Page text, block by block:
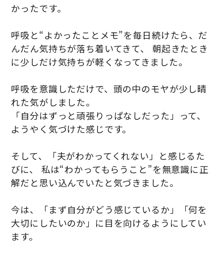
かったです。
呼吸と“よかったことメモ”を毎日続けたら、だ
んだん気持ちが落ち着いてきて、 朝起きたとき
に少しだけ気持ちが軽くなってきました。
呼吸を意識しただけで、頭の中のモヤが少し晴
れた気がしました。
「自分はずっと頑張りっぱなしだった」って、
ようやく気づけた感じです。
そして、「夫がわかってくれない」と感じるた
びに、 私は“わかってもらうこと”を無意識に正
解だと思い込んでいたと気づきました。
今は、「まず自分がどう感じているか」「何を
大切にしたいのか」に目を向けるようにしてい
ます。